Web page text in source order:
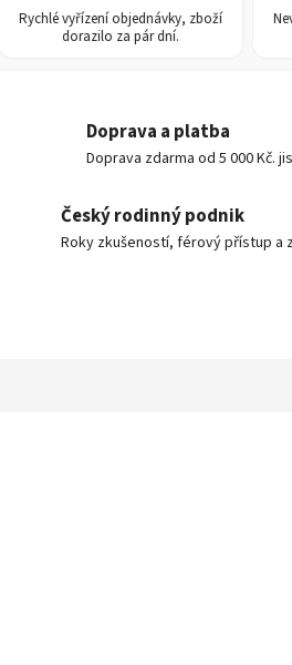
vyřízení objednávky, zboží
dorazilo za pár dní.
Doprava a platba
Doprava zdarma od 5 000 Kč.
Český rodinný podnik
Roky zkušeností, férový přístup a